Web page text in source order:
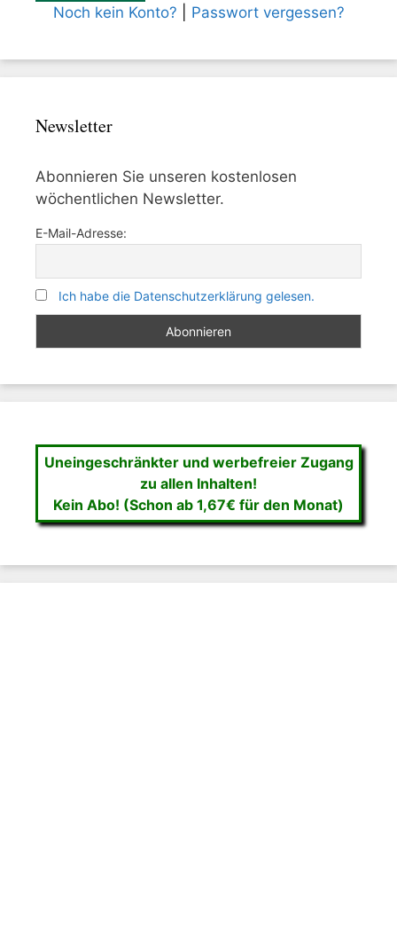
Noch kein Konto? Passwort vergessen?
Newsletter
Abonnieren Sie unseren kostenlosen
wöchentlichen Newsletter.
E-Mail-Adresse:
Ich habe die Datenschutzerklärung gelesen.
Uneingeschränkter und werbefreier Zugang
zu allen Inhalten!
Kein Abo! (Schon ab 1,67€ für den Monat)